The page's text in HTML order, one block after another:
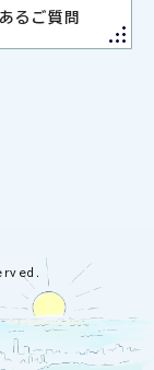
るご質問